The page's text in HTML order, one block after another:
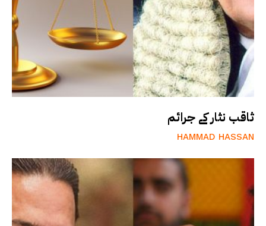
ثاقب نثار کے جرائم
HAMMAD HASSAN